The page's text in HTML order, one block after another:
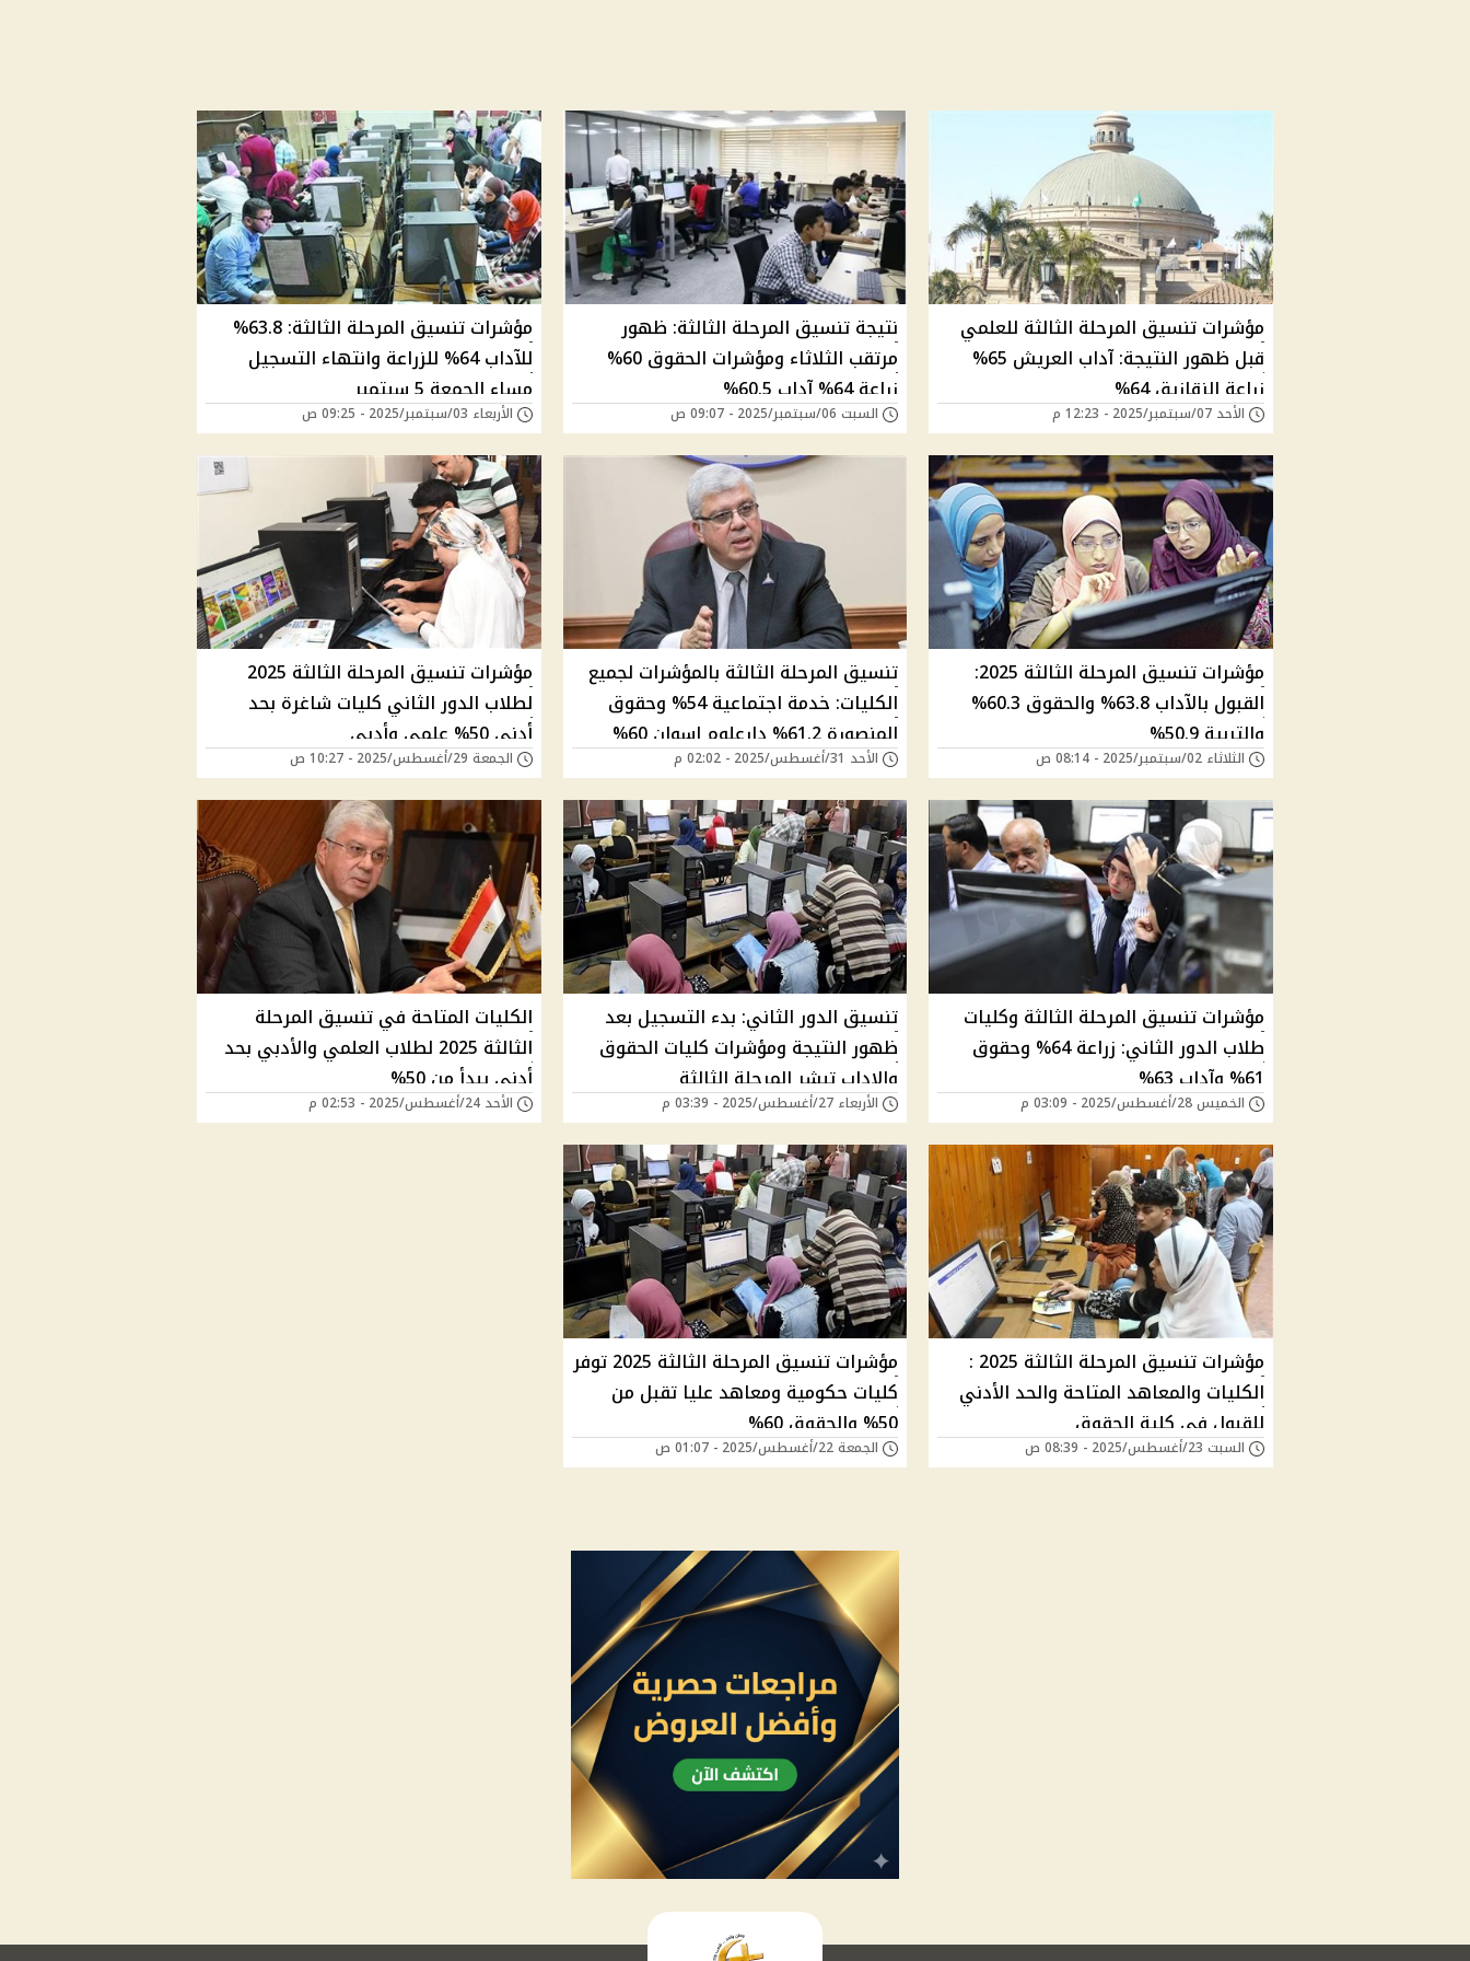
مؤشرات تنسيق المرحلة الثالثة للعلمي
قبل ظهور النتيجة: آداب العريش 65%
زراعة الزقازيق 64%
الأحد 07/سبتمبر/2025 - 12:23 م
نتيجة تنسيق المرحلة الثالثة: ظهور
مرتقب الثلاثاء ومؤشرات الحقوق 60%
زراعة 64% آداب 60.5%
السبت 06/سبتمبر/2025 - 09:07 ص
مؤشرات تنسيق المرحلة الثالثة: 63.8%
للآداب 64% للزراعة وانتهاء التسجيل
مساء الجمعة 5 سبتمبر
الأربعاء 03/سبتمبر/2025 - 09:25 ص
مؤشرات تنسيق المرحلة الثالثة 2025:
القبول بالآداب 63.8% والحقوق 60.3%
والتربية 50.9%
الثلاثاء 02/سبتمبر/2025 - 08:14 ص
تنسيق المرحلة الثالثة بالمؤشرات لجميع
الكليات: خدمة اجتماعية 54% وحقوق
المنصورة 61.2% دارعلوم اسوان 60%
الأحد 31/أغسطس/2025 - 02:02 م
مؤشرات تنسيق المرحلة الثالثة 2025
لطلاب الدور الثاني كليات شاغرة بحد
أدني 50% علمي وأدبي
الجمعة 29/أغسطس/2025 - 10:27 ص
مؤشرات تنسيق المرحلة الثالثة وكليات
طلاب الدور الثاني: زراعة 64% وحقوق
61% وآداب 63%
الخميس 28/أغسطس/2025 - 03:09 م
تنسيق الدور الثاني: بدء التسجيل بعد
ظهور النتيجة ومؤشرات كليات الحقوق
والاداب تبشر المرحلة الثالثة
الأربعاء 27/أغسطس/2025 - 03:39 م
الكليات المتاحة في تنسيق المرحلة
الثالثة 2025 لطلاب العلمي والأدبي بحد
أدنى يبدأ من 50%
الأحد 24/أغسطس/2025 - 02:53 م
مؤشرات تنسيق المرحلة الثالثة 2025 :
الكليات والمعاهد المتاحة والحد الأدني
للقبول في كلية الحقوق
السبت 23/أغسطس/2025 - 08:39 ص
مؤشرات تنسيق المرحلة الثالثة 2025 توفر
كليات حكومية ومعاهد عليا تقبل من
50% والحقوق 60%
الجمعة 22/أغسطس/2025 - 01:07 ص